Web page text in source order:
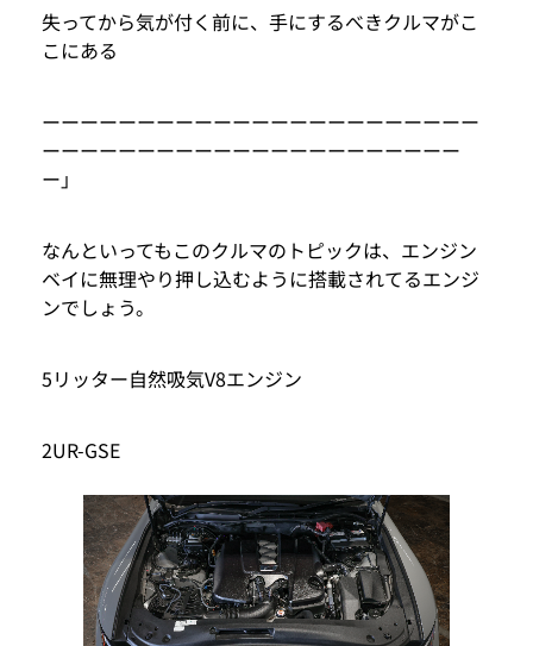
失ってから気が付く前に、手にするべきクルマがこ
こにある
ーーーーーーーーーーーーーーーーーーーーーーー
ーーーーーーーーーーーーーーーーーーーーーー
ー」
なんといってもこのクルマのトピックは、エンジン
ベイに無理やり押し込むように搭載されてるエンジ
ンでしょう。
5リッター自然吸気V8エンジン
2UR-GSE